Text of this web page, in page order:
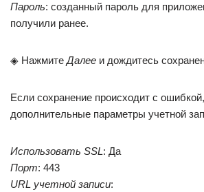
Пароль: созданный пароль для
получили ранее.
◈ Нажмите Далее и дождитесь
Если сохранение происходит с
дополнительные параметры учетной
Использовать SSL: Да
Порт: 443
URL учетной записи: